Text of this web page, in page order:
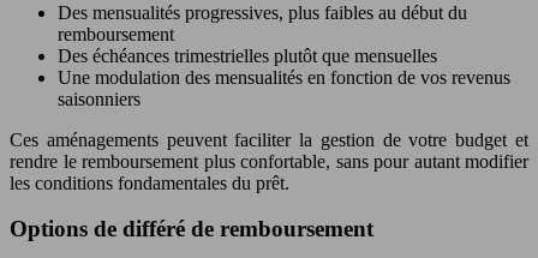
Des mensualités progressives, plus faibles au début du
remboursement
Des échéances trimestrielles plutôt que mensuelles
Une modulation des mensualités en fonction de vos revenus
saisonniers
Ces aménagements peuvent faciliter la gestion de votre budget et
rendre le remboursement plus confortable, sans pour autant modifier
les conditions fondamentales du prêt.
Options de différé de remboursement